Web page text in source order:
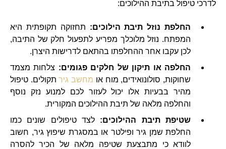
לדרכי טיפול בתיבת ההילוכים:
החלפת נוזל תיבת הילוכים: תחזוקה תקופתית היא
המפתח. נוזל מלוכלך מפריע לתפעול חלק של התיבה,
לכן עקבו אחר ההחלפתו בהתאם לדרישות היצרן.
החלפה או תיקון של חלקים פגומים: צלחות מצמד
שחוקות, סולונואידים, מוח או מחשב גירתקולים. טיפול
מהיר בבעיות אלו יכול לעזור לכם למנוע נזק נוסף
והחלפה מלאה של תיבת ההילוכים המקורית.
שטיפת תיבת ההילוכים: לצד טיפולים שונים כמו
החלפת שמן גיר ופילטר או במסגרת שיפוץ גיר, חשוב
לוודא כי מתבצעת שטיפה מלאה של הכיר להסרה